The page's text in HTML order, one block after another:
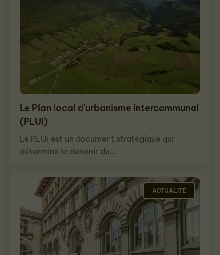
Le Plan local d'urbanisme intercommunal
(PLUI)
Le PLUi est un document stratégique qui
détermine le devenir du...
ACTUALITÉ